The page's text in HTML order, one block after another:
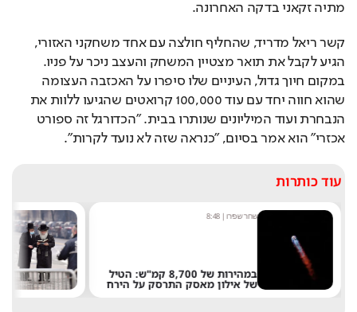
מתיה זקאני בדקה האחרונה.
קשר ריאל מדריד, שהחליף חולצה עם אחד משחקני האזורי,
הגיע לקבל את תואר מצטיין המשחק והעצב ניכר על פניו.
במקום חיוך גדול, העיניים שלו סיפרו על האכזבה העצומה
שהוא חווה יחד עם עוד 100,000 קרואטים שהגיעו ללוות את
הנבחרת ועוד המיליונים שנותרו בבית. "הכדורגל זה ספורט
אכזרי" הוא אמר בסיום, "כנראה שזה לא נועד לקרות".
עוד כותרות
שחר שפירו|
8:48
במהירות של 8,700 קמ"ש: הטיל
של אילון מאסק התרסק על הירח